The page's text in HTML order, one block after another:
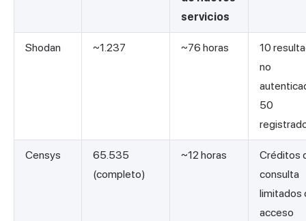
servicios
Shodan ~1.237 ~76 horas
10
no
50
Censys
65.535
(completo)
~12 horas
Créditos
consulta
limitados
acceso